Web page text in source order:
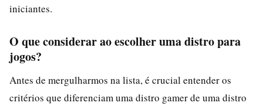
iniciantes.
O que considerar ao escolher uma distro para
jogos?
Antes de mergulharmos na lista, é crucial entender os
critérios que diferenciam uma distro gamer de uma distro